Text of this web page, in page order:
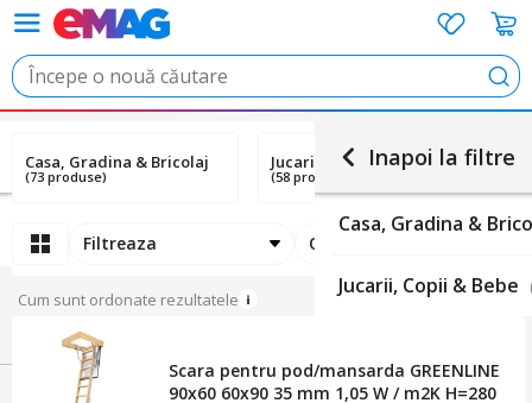
Inapoi la filtre
Casa, Gradina &
Jucarii, Copii & Bebe
Casa, Gradina & Bricolaj
(73 produse)
Jucarii, Copii & Bebe
(58 produse)
Filtreaza Ordoneaza
Cum sunt ordonate rezultatele
Scara pentru pod/mansarda GREENLINE
90x60 60x90 35 mm 1,05 W / m2K H=280